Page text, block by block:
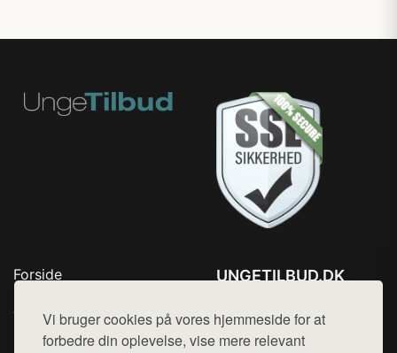
Vi bruger cookies på vores hjemmeside for at
forbedre din oplevelse, vise mere relevant
Forside
Top Rabatter
Blog
UNGETILBUD.DK
Mail: hej@want.dk